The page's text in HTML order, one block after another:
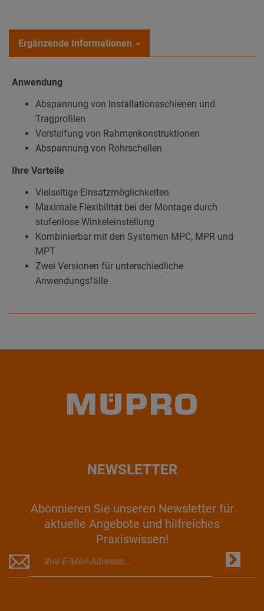
Ergänzende Informationen
Anwendung
Abspannung von Installationsschienen und
Tragprofilen
Versteifung von Rahmenkonstruktionen
Abspannung von Rohrschellen
Ihre Vorteile
Vielseitige Einsatzmöglichkeiten
Maximale Flexibilität bei der Montage durch
stufenlose Winkeleinstellung
Kombinierbar mit den Systemen MPC, MPR und
MPT
Zwei Versionen für unterschiedliche
Anwendungsfälle
NEWSLETTER
Abonnieren Sie unseren Newsletter für
aktuelle Angebote und hilfreiches
Praxiswissen!